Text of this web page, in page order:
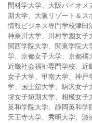
間科学大学、大阪バイオ
期大学、大阪リゾート＆ス
情報ビジネス専門学校津田
神奈川大学、川村学園女子
関西学院大学、関東学院大
学、京都女子大学、京都橘
近畿社会福祉専門学校、近
女子大学、甲南大学、神戸
学、国士舘大学、駒沢女子
堺女子短期大学、相模女子
英和学院大学、静岡英和学
天王寺大学、秀明大学、淑